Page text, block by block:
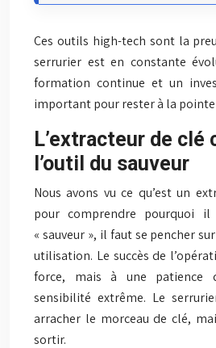
Ces outils high-tech sont la
serrurier est en constante
formation continue et un
important pour rester à la pointe
L’extracteur de clé
l’outil du sauveur
Nous avons vu ce qu’est un
pour comprendre pourquoi il
« sauveur », il faut se pencher
utilisation. Le succès de
force, mais à une patience
sensibilité extrême. Le
arracher le morceau de clé,
sortir.